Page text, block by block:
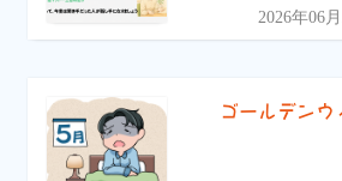
2026年06
ゴールデンウ